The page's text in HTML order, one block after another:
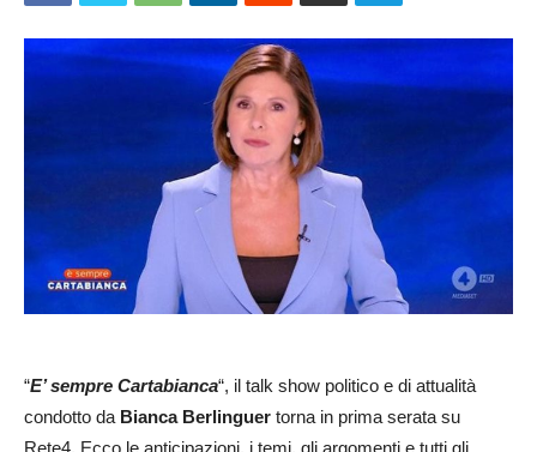
“E’ sempre Cartabianca“, il talk show politico e di attualità
condotto da Bianca Berlinguer torna in prima serata su
Rete4. Ecco le anticipazioni, i temi, gli argomenti e tutti gli